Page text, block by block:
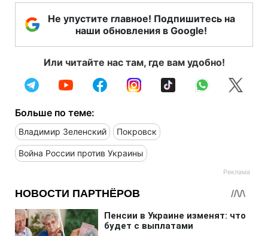
Не упустите главное! Подпишитесь на
наши обновления в Google!
Или читайте нас там, где вам удобно!
Больше по теме:
Владимир Зеленский Покровск
Война России против Украины